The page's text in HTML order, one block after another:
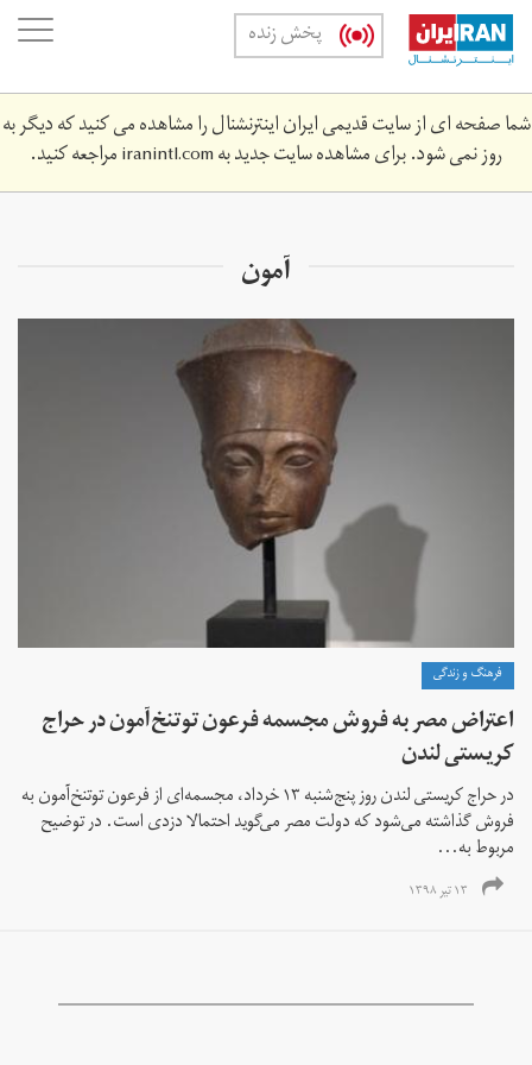
Skip
main
content
پخش زنده
شما صفحه ای از سایت قدیمی ایران اینترنشنال را مشاهده می کنید که دیگر به
روز نمی شود. برای مشاهده سایت جدید بهiranintl.comمراجعه کنید.
آمون
فرهنگ و زندگی
اعتراض مصر به فروش مجسمه فرعون توتنخ‌آمون در حراج
کریستی لندن
در حراج کریستی لندن روز پنج‌شنبه ۱۳ خرداد، مجسمه‌ای از فرعون توتنخ‌آمون به
فروش گذاشته می‌شود که دولت مصر می‌گوید احتمالا دزدی است. در توضیح
مربوط به...
۱۳ تیر ۱۳۹۸